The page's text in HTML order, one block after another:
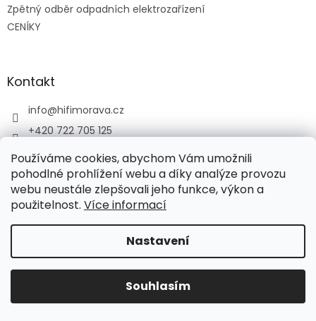
Používáme cookies, abychom Vám umožnili
pohodlné prohlížení webu a díky analýze provozu
webu neustále zlepšovali jeho funkce, výkon a
použitelnost. Více informací
Nastavení
Souhlasím
Zpětný odběr odpadních elektrozařízení
CENÍKY
Kontakt
info@hifimorava.cz
+420 722 705 125
+420 774 037 152
HI-FI Morava
Vytvořil Shoptet
Copyright 2026HI-FI Morava. Všechna práva vyhrazena.